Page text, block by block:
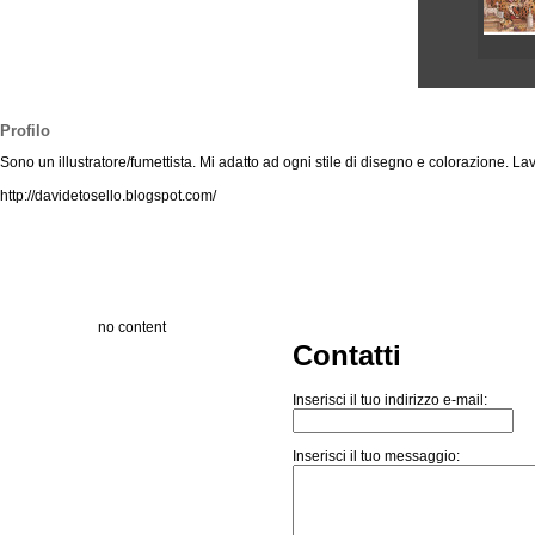
Profilo
Sono un illustratore/fumettista. Mi adatto ad ogni stile di disegno e colorazione.
http://davidetosello.blogspot.com/
no content
Contatti
Inserisci il tuo indirizzo e-mail:
Inserisci il tuo messaggio: